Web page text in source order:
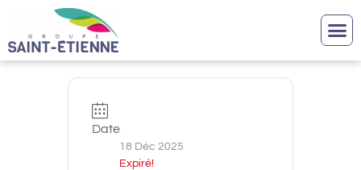
Date
18 Déc 2025
Expiré!